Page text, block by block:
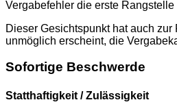
Vergabefehler die erste
Dieser Gesichtspunkt hat auch
unmöglich erscheint, die
Sofortige Beschwerde
Statthaftigkeit / Zulässigkeit